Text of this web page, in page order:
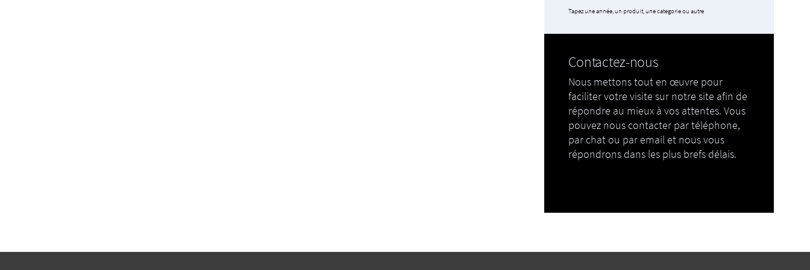
Tapez une année, un produit, une categorie ou autre
Contactez-nous
Nous mettons tout en œuvre pour
faciliter votre visite sur notre site afin de
répondre au mieux à vos attentes. Vous
pouvez nous contacter par téléphone,
par chat ou par email et nous vous
répondrons dans les plus brefs délais.